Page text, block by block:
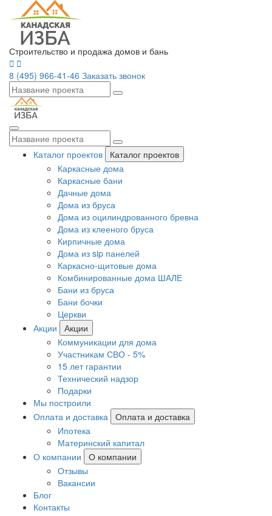
Строительство и продажа домов и бань
8 (495) 966-41-46 Заказать звонок
Каталог проектов
Каталог проектов
Каркасные дома
Каркасные бани
Дачные дома
Дома из бруса
Дома из оцилиндрованного бревна
Дома из клееного бруса
Кирпичные дома
Дома из sip панелей
Каркасно-щитовые дома
Комбинированные дома ШАЛЕ
Бани из бруса
Бани бочки
Церкви
Акции
Акции
Коммуникации для дома
Участникам СВО - 5%
15 лет гарантии
Технический надзор
Подарки
Мы построили
Оплата и доставка
Оплата и доставка
Ипотека
Материнский капитал
О компании
О компании
Отзывы
Вакансии
Блог
Контакты